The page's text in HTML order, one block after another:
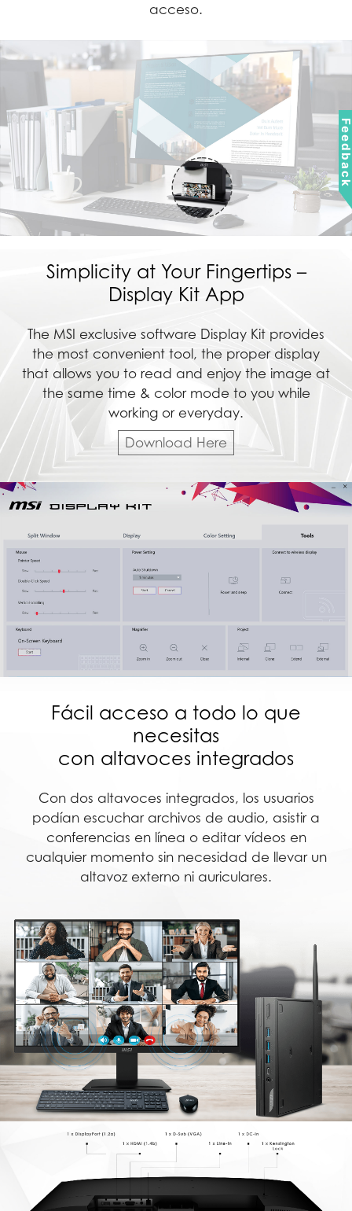
acceso.
Simplicity at Your Fingertips –
Display Kit App
The MSI exclusive software Display Kit provides
the most convenient tool, the proper display
that allows you to read and enjoy the image at
the same time & color mode to you while
working or everyday.
Download Here
Fácil acceso a todo lo que
necesitas
con altavoces integrados
Con dos altavoces integrados, los usuarios
podían escuchar archivos de audio, asistir a
conferencias en línea o editar vídeos en
cualquier momento sin necesidad de llevar un
altavoz externo ni auriculares.